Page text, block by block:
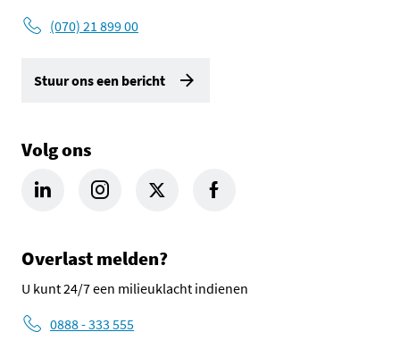
(070) 21 899 00
Stuur ons een bericht
Volg ons
LinkedIn Omgevingsdienst Haaglanden (opent in een nieuw
Instagram Omgevingsdienst Haaglanden (opent in
X Omgevingsdienst Haaglanden (opent in
Facebook Omgevingsdienst
Overlast melden?
U kunt 24/7 een milieuklacht indienen
0888 - 333 555